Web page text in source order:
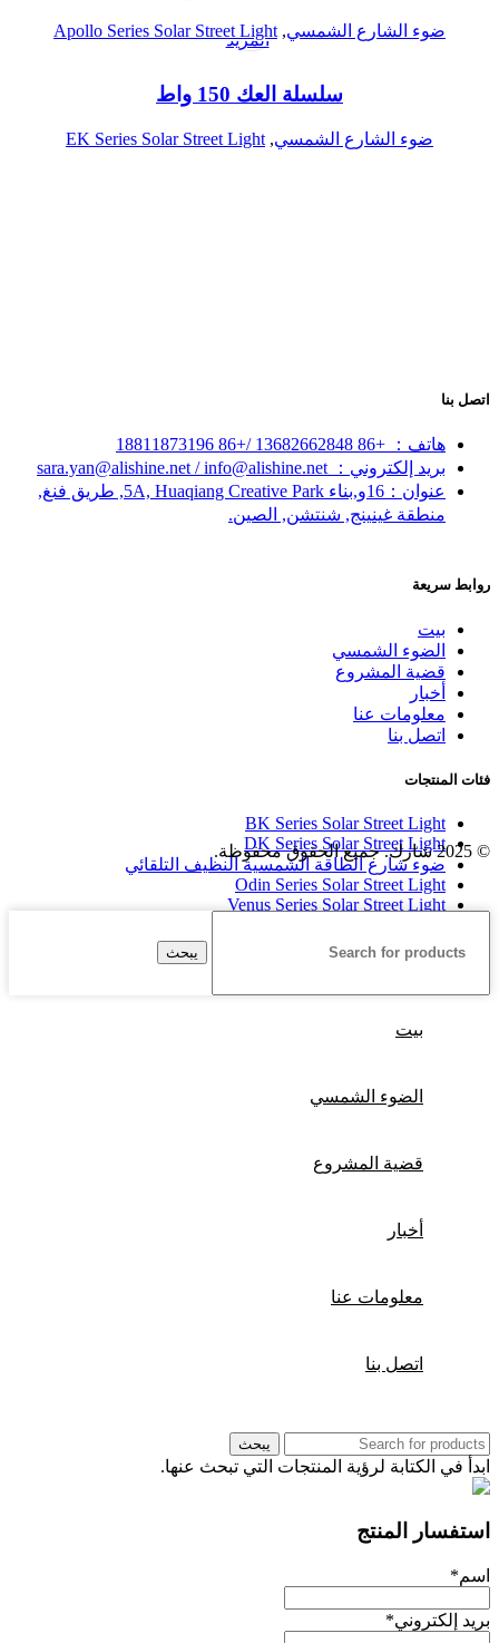
ضوء الشارع الشمسي,
Apollo Series Solar Street Light
المزيد
سلسلة العك 150 واط
ضوء الشارع الشمسي,
EK Series Solar Street Light
اتصل بنا
هاتف： +86 13682662848 /+86 18811873196
بريد إلكتروني： sara.yan@alishine.net / info@alishine.net
عنوان：16و,بناء 5A, Huaqiang Creative Park, طريق فنغ,
منطقة غينينج, شنتشن, الصين.
روابط سريعة
بيت
الضوء الشمسي
قضية المشروع
أخبار
معلومات عنا
اتصل بنا
فئات المنتجات
BK Series Solar Street Light
DK Series Solar Street Light
ضوء شارع الطاقة الشمسية النظيف التلقائي
Odin Series Solar Street Light
Venus Series Solar Street Light
© 2025 شارك. جميع الحقوق محفوظة.
يبحث
بيت
الضوء الشمسي
قضية المشروع
أخبار
معلومات عنا
اتصل بنا
يبحث
ابدأ في الكتابة لرؤية المنتجات التي تبحث عنها.
استفسار المنتج
اسم*
بريد إلكتروني*